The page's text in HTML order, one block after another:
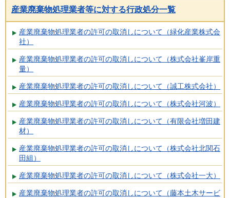
産業廃棄物処理業者等に対する行政処分一覧
産業廃棄物処理業者の許可の取消しについて（緑化産業株式会
社）
産業廃棄物処理業者の許可の取消しについて（株式会社峯岸重
量）
産業廃棄物処理業者の許可の取消しについて（誠工株式会社）
産業廃棄物処理業者の許可の取消しについて（株式会社河波）
産業廃棄物処理業者の許可の取消しについて（有限会社増田建
材）
産業廃棄物処理業者の許可の取消しについて（株式会社北関石
田組）
産業廃棄物処理業者の許可の取消しについて（株式会社一大）
産業廃棄物処理業者の許可の取消しについて（藤本土木サービ